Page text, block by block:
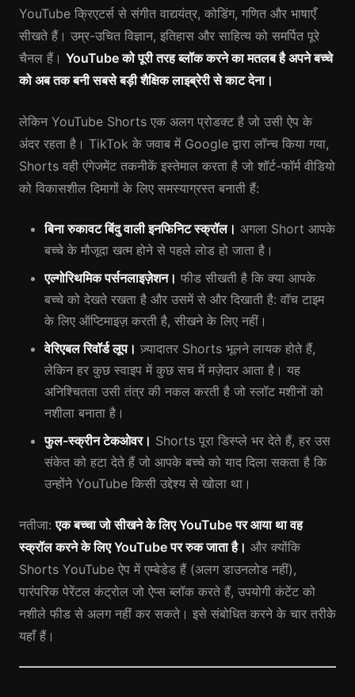
YouTube क्रिएटर्स से संगीत वाद्ययंत्र, कोडिंग, गणित और भाषाएँ
सीखते हैं। उम्र-उचित विज्ञान, इतिहास और साहित्य को समर्पित पूरे
चैनल हैं। YouTube को पूरी तरह ब्लॉक करने का मतलब है अपने बच्चे
को अब तक बनी सबसे बड़ी शैक्षिक लाइब्रेरी से काट देना।
लेकिन YouTube Shorts एक अलग प्रोडक्ट है जो उसी ऐप के
अंदर रहता है। TikTok के जवाब में Google द्वारा लॉन्च किया गया,
Shorts वही एंगेजमेंट तकनीकें इस्तेमाल करता है जो शॉर्ट-फॉर्म वीडियो
को विकासशील दिमागों के लिए समस्याग्रस्त बनाती हैं:
बिना रुकावट बिंदु वाली इनफिनिट स्क्रॉल। अगला Short आपके
बच्चे के मौजूदा खत्म होने से पहले लोड हो जाता है।
एल्गोरिथमिक पर्सनलाइज़ेशन। फीड सीखती है कि क्या आपके
बच्चे को देखते रखता है और उसमें से और दिखाती है: वॉच टाइम
के लिए ऑप्टिमाइज़ करती है, सीखने के लिए नहीं।
वेरिएबल रिवॉर्ड लूप। ज़्यादातर Shorts भूलने लायक होते हैं,
लेकिन हर कुछ स्वाइप में कुछ सच में मज़ेदार आता है। यह
अनिश्चितता उसी तंत्र की नकल करती है जो स्लॉट मशीनों को
नशीला बनाता है।
फुल-स्क्रीन टेकओवर। Shorts पूरा डिस्प्ले भर देते हैं, हर उस
संकेत को हटा देते हैं जो आपके बच्चे को याद दिला सकता है कि
उन्होंने YouTube किसी उद्देश्य से खोला था।
नतीजा:एक बच्चा जो सीखने के लिए YouTube पर आया था वह
स्क्रॉल करने के लिए YouTube पर रुक जाता है। और क्योंकि
Shorts YouTube ऐप में एम्बेडेड हैं (अलग डाउनलोड नहीं),
पारंपरिक पेरेंटल कंट्रोल जो ऐप्स ब्लॉक करते हैं, उपयोगी कंटेंट को
नशीले फीड से अलग नहीं कर सकते। इसे संबोधित करने के चार तरीके
यहाँ हैं।